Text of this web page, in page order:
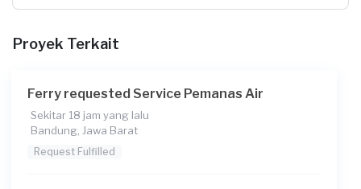
Berapa budget total untuk layanan ini?
Catatan
Proyek Terkait
Ferry requested Service Pemanas Air
Sekitar 18 jam yang lalu
Bandung, Jawa Barat
Request Fulfilled